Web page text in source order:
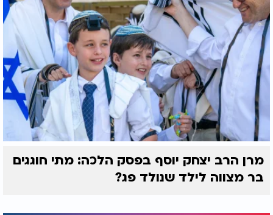
מרן הרב יצחק יוסף בפסק הלכה: מתי חוגגים
בר מצווה לילד שנולד פג?